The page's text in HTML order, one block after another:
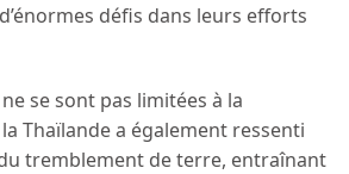
défis dans leurs efforts
se sont pas limitées à la
Thaïlande a également ressenti
tremblement de terre, entraînant